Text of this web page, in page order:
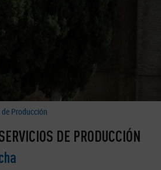
Producción
DE PRODUCCIÓN